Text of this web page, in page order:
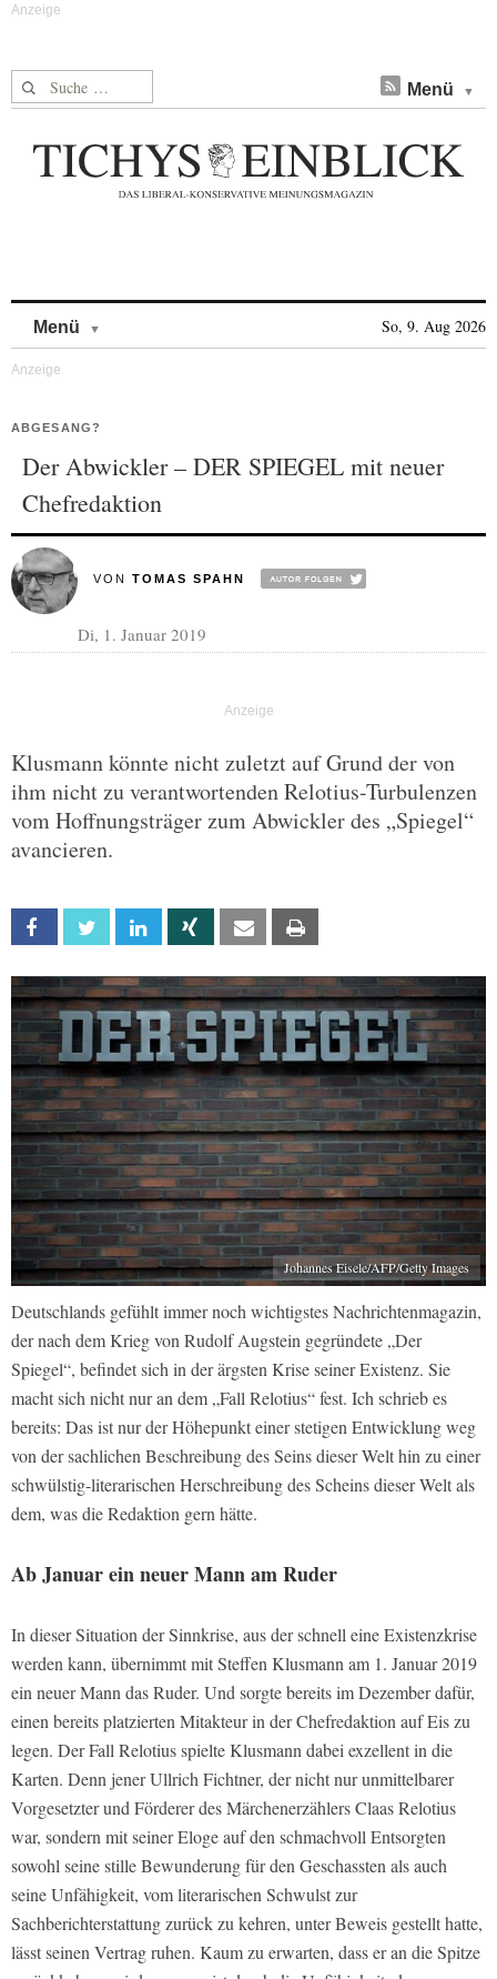
Suche nach: Menü
Menü So, 9. Aug 2026
ABGESANG?
Der Abwickler – DER SPIEGEL mit neuer
Chefredaktion
VON TOMAS SPAHN
Di, 1. Januar 2019
Klusmann könnte nicht zuletzt auf Grund der von
ihm nicht zu verantwortenden Relotius-Turbulenzen
vom Hoffnungsträger zum Abwickler des „Spiegel“
avancieren.
Facebook Twitter Linkedin Xing Email
Johannes Eisele/AFP/Getty Images
Deutschlands gefühlt immer noch wichtigstes Nachrichtenmagazin,
der nach dem Krieg von Rudolf Augstein gegründete „Der
Spiegel“, befindet sich in der ärgsten Krise seiner Existenz. Sie
macht sich nicht nur an dem „Fall Relotius“ fest. Ich schrieb es
bereits: Das ist nur der Höhepunkt einer stetigen Entwicklung weg
von der sachlichen Beschreibung des Seins dieser Welt hin zu einer
schwülstig-literarischen Herschreibung des Scheins dieser Welt als
dem, was die Redaktion gern hätte.
Ab Januar ein neuer Mann am Ruder
In dieser Situation der Sinnkrise, aus der schnell eine Existenzkrise
werden kann, übernimmt mit Steffen Klusmann am 1. Januar 2019
ein neuer Mann das Ruder. Und sorgte bereits im Dezember dafür,
einen bereits platzierten Mitakteur in der Chefredaktion auf Eis zu
legen. Der Fall Relotius spielte Klusmann dabei exzellent in die
Karten. Denn jener Ullrich Fichtner, der nicht nur unmittelbarer
Vorgesetzter und Förderer des Märchenerzählers Claas Relotius
war, sondern mit seiner Eloge auf den schmachvoll Entsorgten
sowohl seine stille Bewunderung für den Geschassten als auch
seine Unfähigkeit, vom literarischen Schwulst zur
Sachberichterstattung zurück zu kehren, unter Beweis gestellt hatte,
lässt seinen Vertrag ruhen. Kaum zu erwarten, dass er an die Spitze